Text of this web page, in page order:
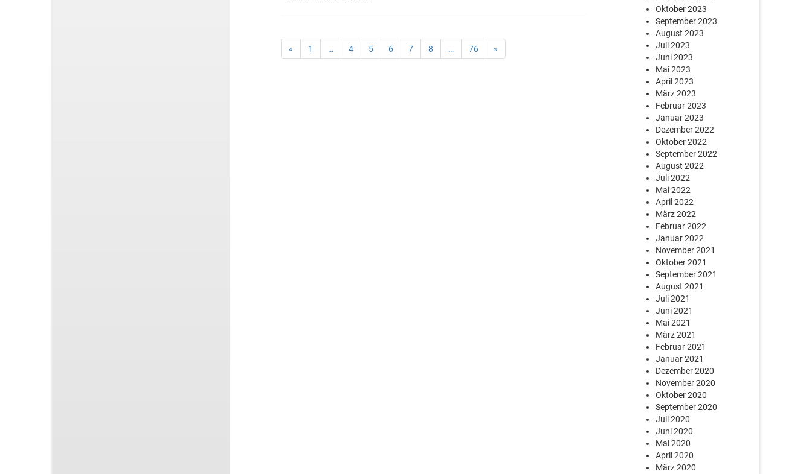
« 1 … 4 5 6 7 8 … 76 »
Oktober 2023
September 2023
August 2023
Juli 2023
Juni 2023
Mai 2023
April 2023
März 2023
Februar 2023
Januar 2023
Dezember 2022
Oktober 2022
September 2022
August 2022
Juli 2022
Mai 2022
April 2022
März 2022
Februar 2022
Januar 2022
November 2021
Oktober 2021
September 2021
August 2021
Juli 2021
Juni 2021
Mai 2021
März 2021
Februar 2021
Januar 2021
Dezember 2020
November 2020
Oktober 2020
September 2020
Juli 2020
Juni 2020
Mai 2020
April 2020
März 2020